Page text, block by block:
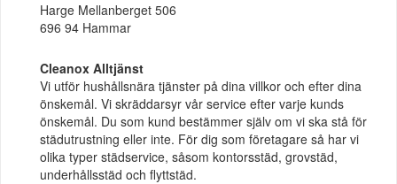
Harge Mellanberget 506
696 94 Hammar
Cleanox Alltjänst
Vi utför hushållsnära tjänster på dina villkor och efter dina
önskemål. Vi skräddarsyr vår service efter varje kunds
önskemål. Du som kund bestämmer själv om vi ska stå för
städutrustning eller inte. För dig som företagare så har vi
olika typer städservice, såsom kontorsstäd, grovstäd,
underhållsstäd och flyttstäd.